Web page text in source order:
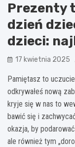
Prezenty
dzień
dzieci:
17 kwietnia 2025
Pamiętasz to
odkrywałeś nową
kryje się w nas to
bawić się i
okazja, by
ale również tym